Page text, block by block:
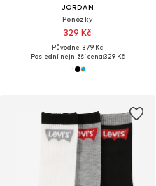
JORDAN
Ponožky
329 Kč
Původně: 379 Kč
Poslední nejnižší cena:329 Kč